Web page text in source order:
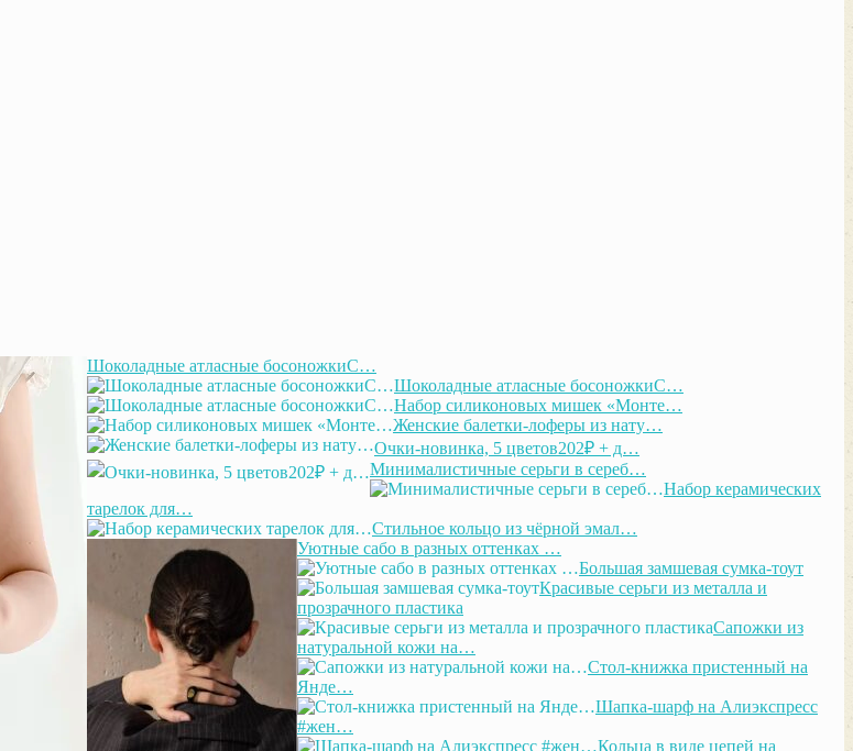
Шоколадные атласные босоножкиС…
Шоколадные атласные босоножкиС…
Набор силиконовых мишек «Монте…
Женские балетки-лоферы из нату…
Очки-новинка, 5 цветов202₽ + д…
Минималистичные серьги в сереб…
Набор керамических
тарелок для…
Стильное кольцо из чёрной эмал…
Уютные сабо в разных оттенках …
Большая замшевая сумка-тоут
Красивые серьги из металла и
прозрачного пластика
Сапожки из
натуральной кожи на…
Стол-книжка пристенный на
Янде…
Шапка-шарф на Алиэкспресс
#жен…
Кольца в виде цепей на